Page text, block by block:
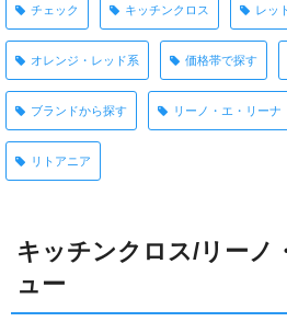
チェック キッチンクロス レッ
オレンジ・レッド系 価格帯で探す
ブランドから探す リーノ・エ・リーナ
リトアニア
キッチンクロス/リーノ
ュー